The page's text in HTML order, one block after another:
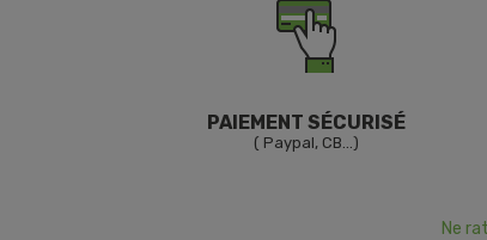
PAIEMENT SÉCURISÉ
( Paypal, CB...)
Ne